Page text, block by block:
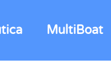
MultiBoat